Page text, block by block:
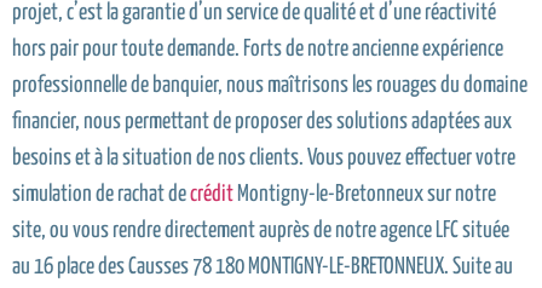
projet, c’est la garantie d’un service de qualité et d’une réactivité
hors pair pour toute demande. Forts de notre ancienne expérience
professionnelle de banquier, nous maîtrisons les rouages du domaine
financier, nous permettant de proposer des solutions adaptées aux
besoins et à la situation de nos clients. Vous pouvez effectuer votre
simulation de rachat decrédit Montigny-le-Bretonneux sur notre
site, ou vous rendre directement auprès de notre agence LFC située
au 16 place des Causses 78 180 MONTIGNY-LE-BRETONNEUX. Suite au